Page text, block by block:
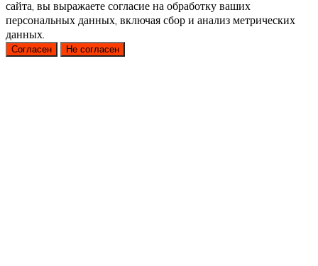
сайта, вы выражаете согласие на обработку ваших
персональных данных, включая сбор и анализ метрических
данных.
Согласен Не согласен